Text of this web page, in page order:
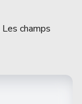
Les champs